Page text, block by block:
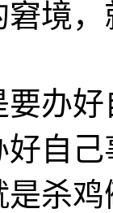
境
办
自
杀